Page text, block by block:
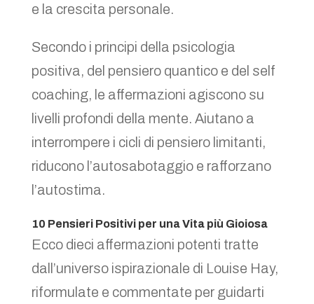
e la crescita personale.
Secondo i principi della psicologia
positiva, del pensiero quantico e del self
coaching, le affermazioni agiscono su
livelli profondi della mente. Aiutano a
interrompere i cicli di pensiero limitanti,
riducono l’autosabotaggio e rafforzano
l’autostima.
10 Pensieri Positivi per una Vita più Gioiosa
Ecco dieci affermazioni potenti tratte
dall’universo ispirazionale di Louise Hay,
riformulate e commentate per guidarti